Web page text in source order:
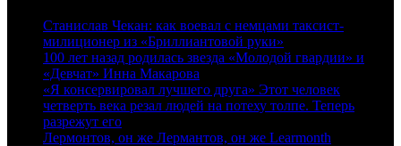
Станислав Чекан: как воевал с немцами таксист-
милиционер из «Бриллиантовой руки»
100 лет назад родилась звезда «Молодой гвардии» и
«Девчат» Инна Макарова
«Я консервировал лучшего друга» Этот человек
четверть века резал людей на потеху толпе. Теперь
разрежут его
Лермонтов, он же Лермантов, он же Learmonth